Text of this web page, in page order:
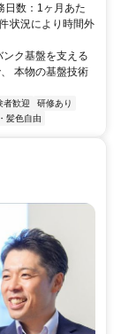
日数：1ヶ月あた
状況により時間外
ク基盤を支える
本物の基盤技術
者歓迎
研修あり
髪色自由